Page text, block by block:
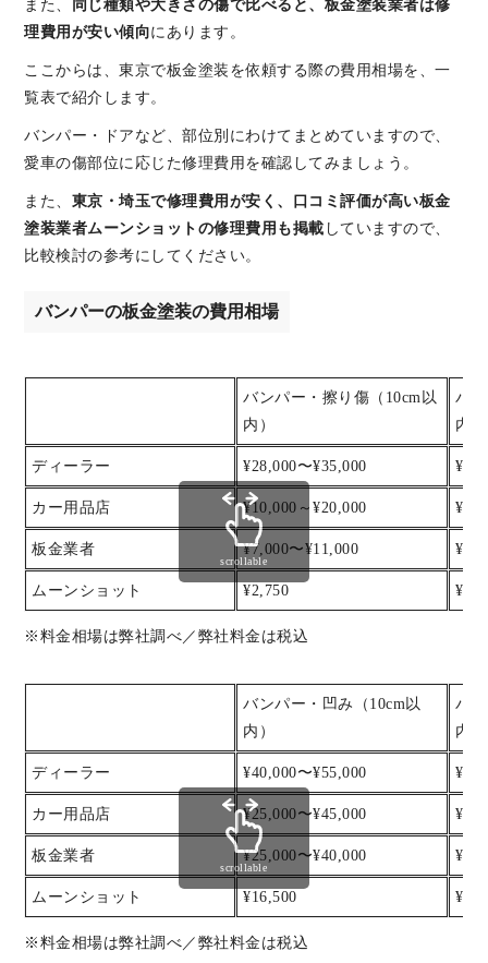
また、
同じ種類や大きさの傷で比べると、板金塗装業者は修
理費用が安い傾向にあります。
ここからは、東京で板金塗装を依頼する際の費用相場を、一
覧表で紹介します。
バンパー・ドアなど、部位別にわけてまとめていますので、
愛車の傷部位に応じた修理費用を確認してみましょう。
また、 東京・埼玉で修理費用が安く、口コミ評価が高い板金
塗装業者ムーンショットの修理費用も掲載 していますので、
比較検討の参考にしてください。
バンパーの板金塗装の費用相場
バンパー・擦り傷（10cm以
内）
バ
内）
ディーラー ¥28,000〜¥35,000
カー用品店 ¥10,000～¥20,000
板金業者 ¥7,000〜¥11,000
ムーンショット ¥2,750
※料金相場は弊社調べ／弊社料金は税込
scrollable
バンパー・凹み（10cm以
内）
バ
内）
ディーラー ¥40,000〜¥55,000
カー用品店 ¥25,000〜¥45,000
板金業者 ¥25,000〜¥40,000
ムーンショット ¥16,500
※料金相場は弊社調べ／弊社料金は税込
scrollable